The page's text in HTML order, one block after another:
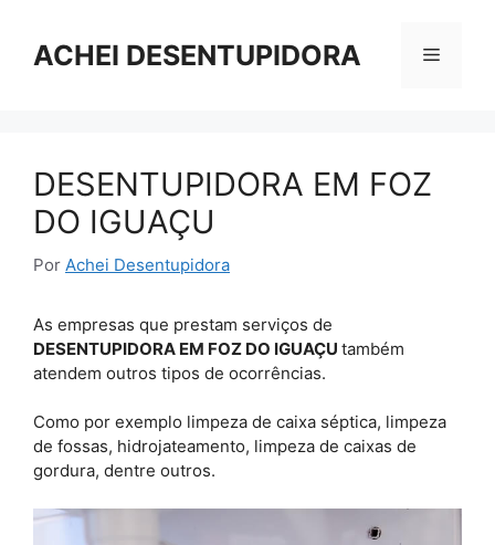
ACHEI DESENTUPIDORA Menu
DESENTUPIDORA EM FOZ
DO IGUAÇU
Por Achei Desentupidora
As empresas que prestam serviços de
DESENTUPIDORA EM FOZ DO IGUAÇU também
atendem outros tipos de ocorrências.
Como por exemplo limpeza de caixa séptica, limpeza
de fossas, hidrojateamento, limpeza de caixas de
gordura, dentre outros.